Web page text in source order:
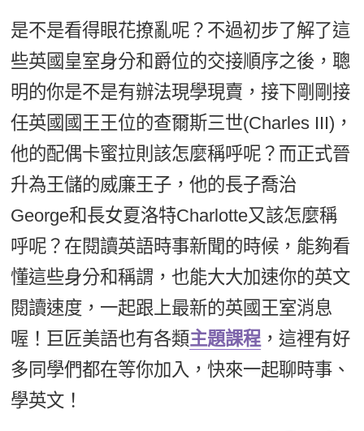
是不是看得眼花撩亂呢？不過初步了解了這
些英國皇室身分和爵位的交接順序之後，聰
明的你是不是有辦法現學現賣，接下剛剛接
任英國國王王位的查爾斯三世(Charles III)，
他的配偶卡蜜拉則該怎麼稱呼呢？而正式晉
升為王儲的威廉王子，他的長子喬治
George和長女夏洛特Charlotte又該怎麼稱
呼呢？在閱讀英語時事新聞的時候，能夠看
懂這些身分和稱謂，也能大大加速你的英文
閱讀速度，一起跟上最新的英國王室消息
喔！巨匠美語也有各類主題課程 ，這裡有好
多同學們都在等你加入，快來一起聊時事、
學英文！